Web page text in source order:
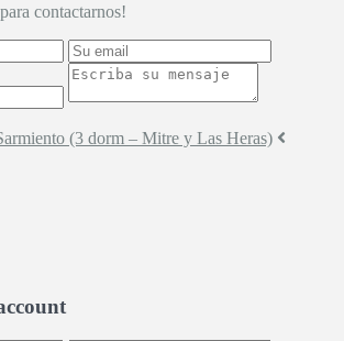
contactarnos!
(3 dorm – Mitre y Las Heras)